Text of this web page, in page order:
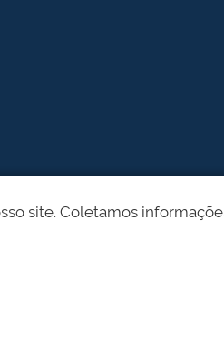
site. Coletamos